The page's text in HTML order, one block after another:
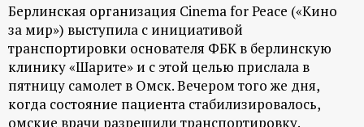
Берлинская организация Cinema for Peace («Кино
за мир») выступила с инициативой
транспортировки основателя ФБК в берлинскую
клинику «Шарите» и с этой целью прислала в
пятницу самолет в Омск. Вечером того же дня,
когда состояние пациента стабилизировалось,
омские врачи разрешили транспортировку.